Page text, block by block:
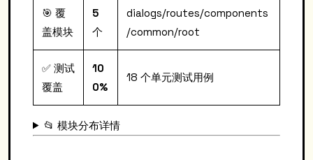
🎯 覆
盖模块
5
个
dialogs/routes/components
/common/root
✅ 测试
覆盖
10
0%
18 个单元测试用例
📂 模块分布详情